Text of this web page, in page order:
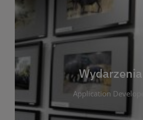
Wydarzenia
Application
W tej zakładce publikujemy
wszystkich wydarzeniach
bibliotekę. Znajdziesz tu
autorskich, warsztatów,
tematycznych dla różnych grup
wydarzenie ma na celu
czytelniczej oraz integrację
Dzięki kalendarzowi wydarzeń